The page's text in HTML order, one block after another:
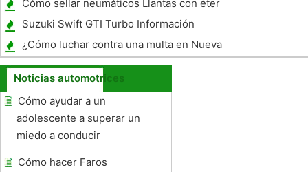
Cómo sellar neumáticos Llantas con éter
Suzuki Swift GTI Turbo Información
¿Cómo luchar contra una multa en Nueva
York
Noticias automotrices
Cómo ayudar a un
adolescente a superar un
miedo a conducir
Cómo hacer Faros